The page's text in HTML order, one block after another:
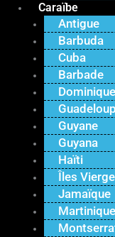
Caraïbe
Antigue
Barbuda
Cuba
Barbade
Dominique
Guyane
Guyana
Haïti
Îles
Jamaïque
Martinique